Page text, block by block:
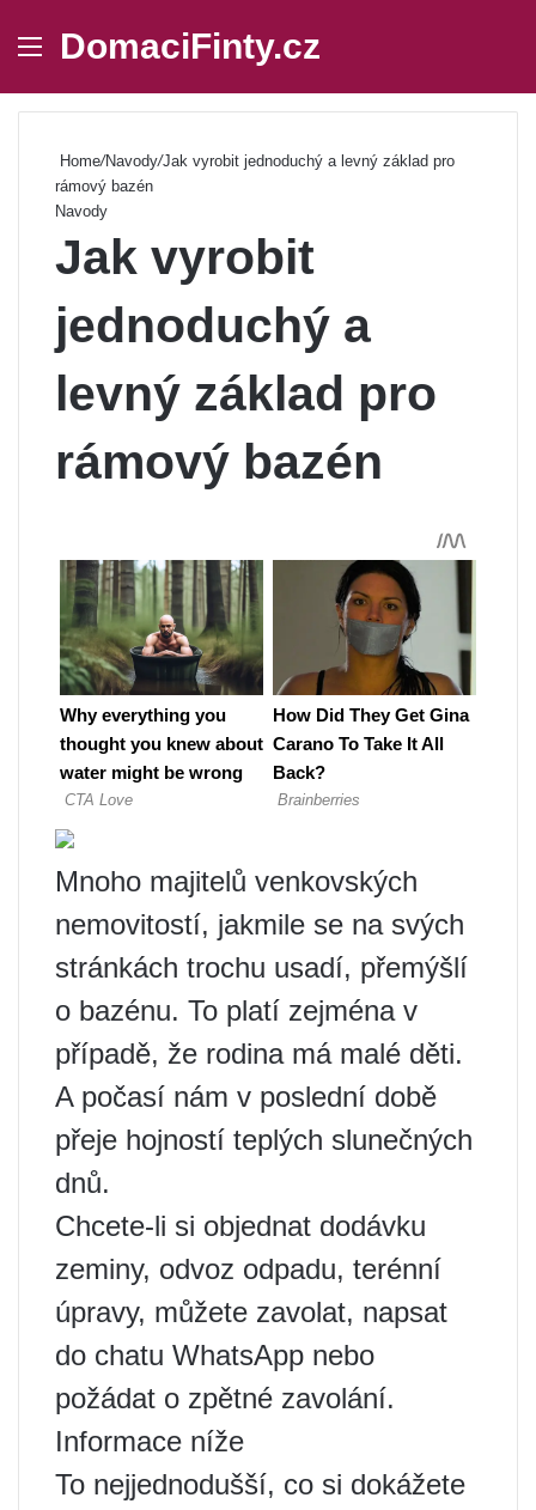
Menu
DomaciFinty.cz
Home/Navody/Jak vyrobit jednoduchý a levný základ pro
rámový bazén
Navody
Jak vyrobit
jednoduchý a
levný základ pro
rámový bazén
Mnoho majitelů venkovských
nemovitostí, jakmile se na svých
stránkách trochu usadí, přemýšlí
o bazénu. To platí zejména v
případě, že rodina má malé děti.
A počasí nám v poslední době
přeje hojností teplých slunečných
dnů.
Chcete-li si objednat dodávku
zeminy, odvoz odpadu, terénní
úpravy, můžete zavolat, napsat
do chatu WhatsApp nebo
požádat o zpětné zavolání.
Informace níže
To nejjednodušší, co si dokážete